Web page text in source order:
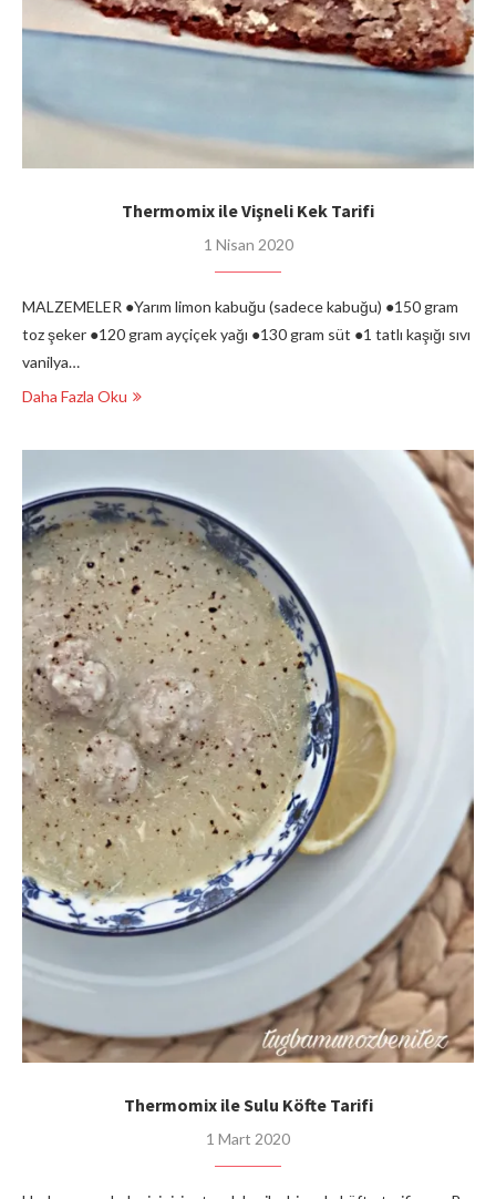
Thermomix ile Vişneli Kek Tarifi
1 Nisan 2020
MALZEMELER ●Yarım limon kabuğu (sadece kabuğu) ●150 gram
toz şeker ●120 gram ayçiçek yağı ●130 gram süt ●1 tatlı kaşığı sıvı
vanilya…
Daha Fazla Oku
Thermomix ile Sulu Köfte Tarifi
1 Mart 2020